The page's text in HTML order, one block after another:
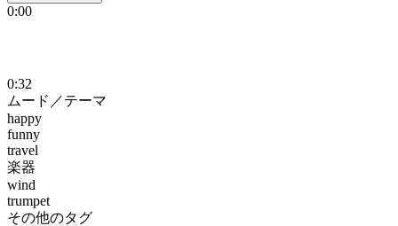
0:00
0:32
ムード／テーマ
happy
funny
travel
楽器
wind
trumpet
その他のタグ